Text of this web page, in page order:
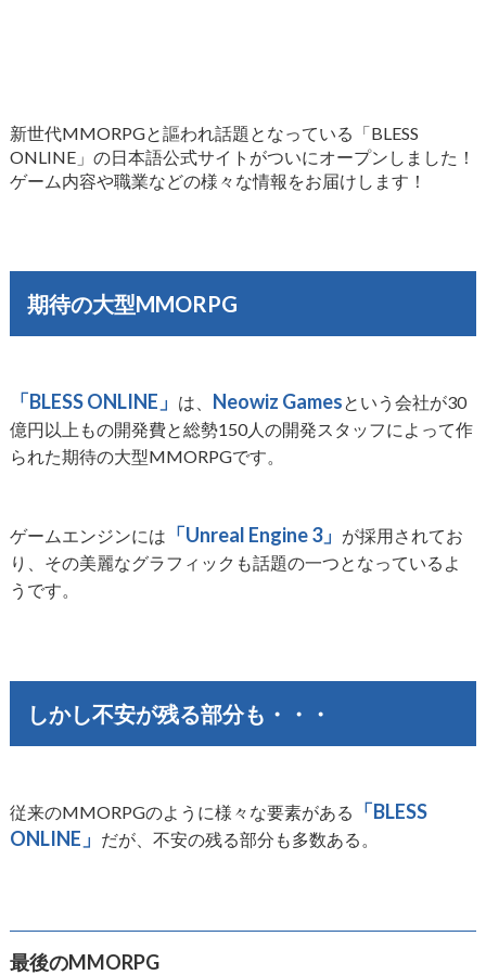
新世代MMORPGと謳われ話題となっている「BLESS
ONLINE」の日本語公式サイトがついにオープンしました！
ゲーム内容や職業などの様々な情報をお届けします！
期待の大型MMORPG
「BLESS ONLINE」 は、 Neowiz Gamesという会社が30
億円以上もの開発費と総勢150人の開発スタッフによって作
られた期待の大型MMORPGです。
ゲームエンジンには 「Unreal Engine 3」 が採用されてお
り、その美麗なグラフィックも話題の一つとなっているよ
うです。
しかし不安が残る部分も・・・
従来のMMORPGのように様々な要素がある
「BLESS
ONLINE」 だが、不安の残る部分も多数ある。
最後のMMORPG